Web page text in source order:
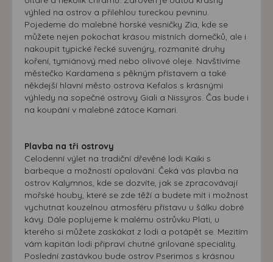
výhled na ostrov a přilehlou tureckou pevninu.
Pojedeme do malebné horské vesničky Zia, kde se
můžete nejen pokochat krásou místních domečků, ale i
nakoupit typické řecké suvenýry, rozmanité druhy
koření, tymiánový med nebo olivové oleje. Navštívíme
městečko Kardamena s pěkným přístavem a také
někdejší hlavní město ostrova Kefalos s krásnými
výhledy na sopečné ostrovy Giali a Nissyros. Čas bude i
na koupání v malebné zátoce Kamari.
Plavba na tři ostrovy
Celodenní výlet na tradiční dřevěné lodi Kaiki s
barbeque a možností opalování. Čeká vás plavba na
ostrov Kalymnos, kde se dozvíte, jak se zpracovávají
mořské houby, které se zde těží a budete mít i možnost
vychutnat kouzelnou atmosféru přístavu u šálku dobré
kávy. Dále poplujeme k malému ostrůvku Plati, u
kterého si můžete zaskákat z lodi a potápět se. Mezitím
vám kapitán lodi připraví chutné grilované speciality.
Poslední zastávkou bude ostrov Pserimos s krásnou